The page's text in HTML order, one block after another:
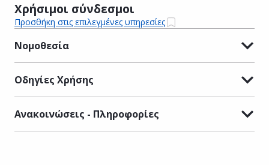
Χρήσιμοι σύνδεσμοι
Προσθήκη στις επιλεγμένες υπηρεσίες
Νομοθεσία
Οδηγίες Χρήσης
Ανακοινώσεις - Πληροφορίες